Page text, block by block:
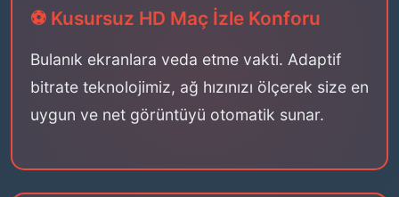
⚽ Kusursuz HD Maç İzle Konforu
Bulanık ekranlara veda etme vakti. Adaptif
bitrate teknolojimiz, ağ hızınızı ölçerek size en
uygun ve net görüntüyü otomatik sunar.